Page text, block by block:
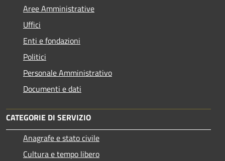
Aree Amministrative
Uffici
Enti e fondazioni
Politici
Personale Amministrativo
Documenti e dati
CATEGORIE DI SERVIZIO
Anagrafe e stato civile
Cultura e tempo libero